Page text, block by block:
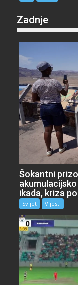
Zadnje
Šokantni
ikada, kriza
Svijet Vijesti